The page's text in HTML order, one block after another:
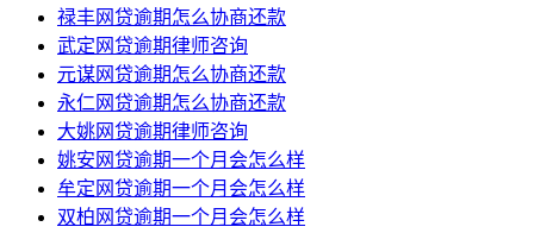
禄丰网贷逾期怎么协商还款
武定网贷逾期律师咨询
元谋网贷逾期怎么协商还款
永仁网贷逾期怎么协商还款
大姚网贷逾期律师咨询
姚安网贷逾期一个月会怎么样
牟定网贷逾期一个月会怎么样
双柏网贷逾期一个月会怎么样